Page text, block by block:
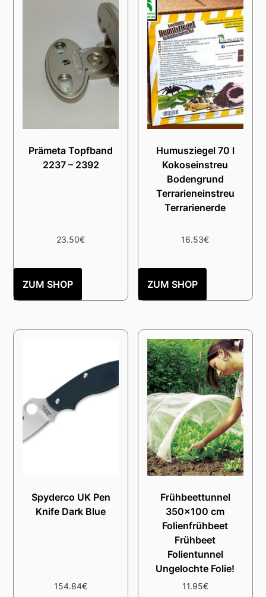
Prämeta Topfband
2237 – 2392
23.50€
ZUM SHOP
Humusziegel 70 l
Kokoseinstreu
Bodengrund
Terrarieneinstreu
Terrarienerde
16.53€
ZUM SHOP
Spyderco UK Pen
Knife Dark Blue
154.84€
Frühbeettunnel
350×100 cm
Folienfrühbeet
Frühbeet
Folientunnel
Ungelochte Folie!
11.95€